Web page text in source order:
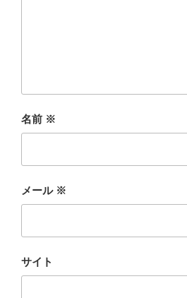
名前 ※
メール ※
サイト